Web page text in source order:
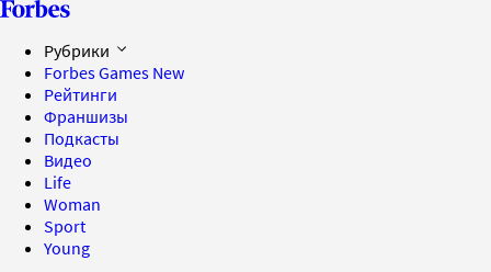
Рубрики
Forbes Games New
Рейтинги
Франшизы
Подкасты
Видео
Life
Woman
Sport
Young